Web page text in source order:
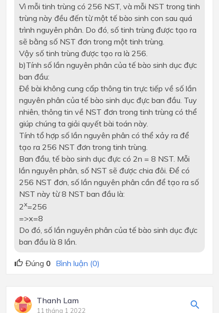
Vì mỗi tinh trùng có 256 NST, và mỗi NST trong tinh
trùng này đều đến từ một tế bào sinh con sau quá
trình nguyên phân. Do đó, số tinh trùng được tạo ra
sẽ bằng số NST đơn trong một tinh trùng.
Vậy số tinh trùng được tạo ra là 256.
b)Tính số lần nguyên phân của tế bào sinh dục đực
ban đầu:
Đề bài không cung cấp thông tin trực tiếp về số lần
nguyên phân của tế bào sinh dục đực ban đầu. Tuy
nhiên, thông tin về NST đơn trong tinh trùng có thể
giúp chúng ta giải quyết bài toán này.
Tính tổ hợp số lần nguyên phân có thể xảy ra để
tạo ra 256 NST đơn trong tinh trùng.
Ban đầu, tế bào sinh dục đực có 2n = 8 NST. Mỗi
lần nguyên phân, số NST sẽ được chia đôi. Để có
256 NST đơn, số lần nguyên phân cần để tạo ra số
NST này từ 8 NST ban đầu là:
2x=256
=>x=8
Do đó, số lần nguyên phân của tế bào sinh dục đực
ban đầu là 8 lần.
Đúng 0 Bình luận (0)
Thanh Lam
11 tháng 1 2022